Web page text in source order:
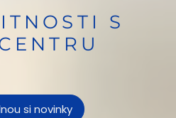
S
si novinky